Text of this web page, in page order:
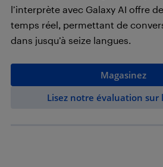
l’interprète avec Galaxy AI offre
temps réel, permettant de
dans jusqu’à seize langues.
Magasinez
Lisez notre évaluation sur